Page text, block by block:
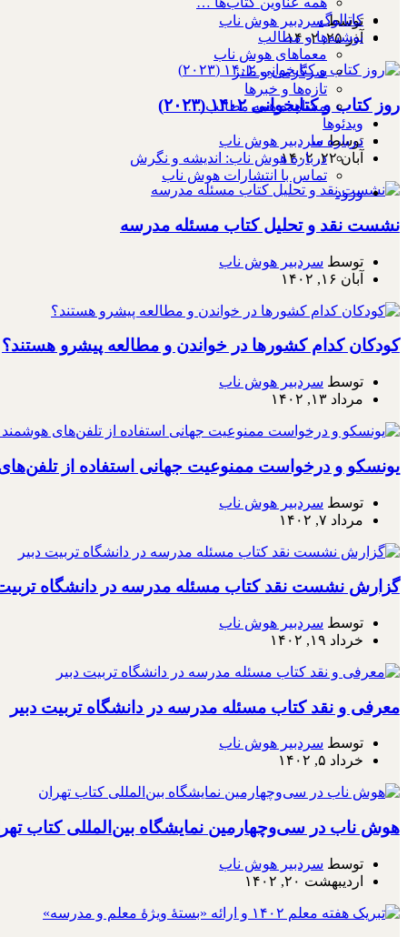
کاتالوگ
نوشته‌ها و مطالب
معماهای هوش ناب
سرگرمی و طنز
تازه‌ها و خبرها
مشاهده همه مطالب …
ویدئوها
درباره ما
درباره هوش ناب: اندیشه و نگرش
تماس با انتشارات هوش ناب
ورود
توسطسردبیر هوش ناب
آذر ۲۵, ۱۴۰۲
روز کتاب و کتابخوانی ۱۴۰۲ (۲۰۲۳)
توسط سردبیر هوش ناب
آبان ۲۲, ۱۴۰۲
نشست نقد و تحلیل کتاب مسئله مدرسه
توسط سردبیر هوش ناب
آبان ۱۶, ۱۴۰۲
کودکان کدام کشورها در خواندن و مطالعه پیشرو هستند؟
توسط سردبیر هوش ناب
مرداد ۱۳, ۱۴۰۲
یونسکو و درخواست ممنوعیت جهانی استفاده از
توسط سردبیر هوش ناب
مرداد ۷, ۱۴۰۲
گزارش نشست نقد کتاب مسئله مدرسه در دانشگاه تربیت
توسط سردبیر هوش ناب
خرداد ۱۹, ۱۴۰۲
معرفی و نقد کتاب مسئله مدرسه در دانشگاه تربیت دبیر
توسط سردبیر هوش ناب
خرداد ۵, ۱۴۰۲
هوش ناب در سی‌وچهارمین نمایشگاه بین‌المللی کتاب
توسط سردبیر هوش ناب
اردیبهشت ۲۰, ۱۴۰۲